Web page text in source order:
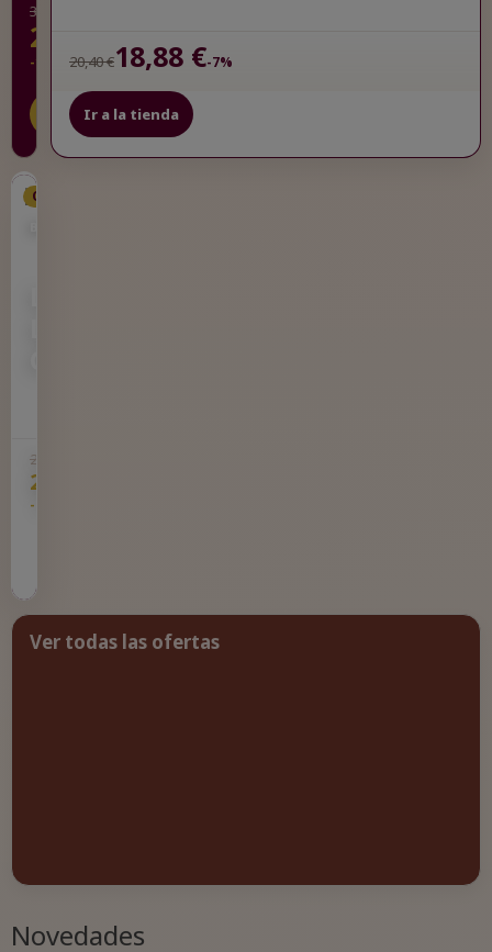
31,90 €
28,48 €
-11%
Ir a la
tienda
20,40 €18,88 €-7%
Ir a la tienda
Oferta
28,90 €
26,88 €
-7%
Ver todas las ofertas
Novedades